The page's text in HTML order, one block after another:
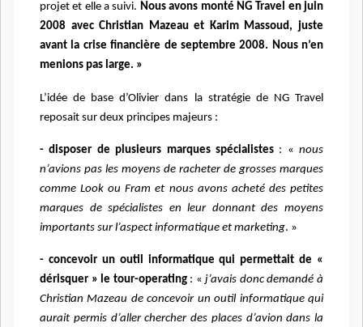
projet et elle a suivi. Nous avons monté NG Travel en juin
2008 avec Christian Mazeau et Karim Massoud, juste
avant la crise financière de septembre 2008. Nous n’en
menions pas large. »
L’idée de base d’Olivier dans la stratégie de NG Travel
reposait sur deux principes majeurs :
- disposer de plusieurs marques spécialistes: « nous
n’avions pas les moyens de racheter de grosses marques
comme Look ou Fram et nous avons acheté des petites
marques de spécialistes en leur donnant des moyens
importants sur l’aspect informatique et marketing. »
- concevoir un outil informatique qui permettait de «
dérisquer » le tour-operating: «j’avais donc demandé à
Christian Mazeau de concevoir un outil informatique qui
aurait permis d’aller chercher des places d’avion dans la